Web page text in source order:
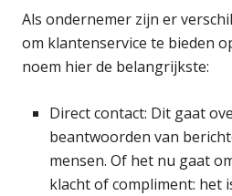
Als ondernemer zijn er
om klantenservice te bieden
noem hier de belangrijkste:
Direct contact: Dit gaat
beantwoorden van
mensen. Of het nu gaat
klacht of compliment: het